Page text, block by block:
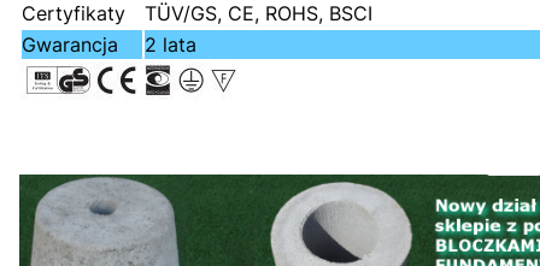
Certyfikaty
TÜV/GS, CE, ROHS, BSCI
Gwarancja
2 lata